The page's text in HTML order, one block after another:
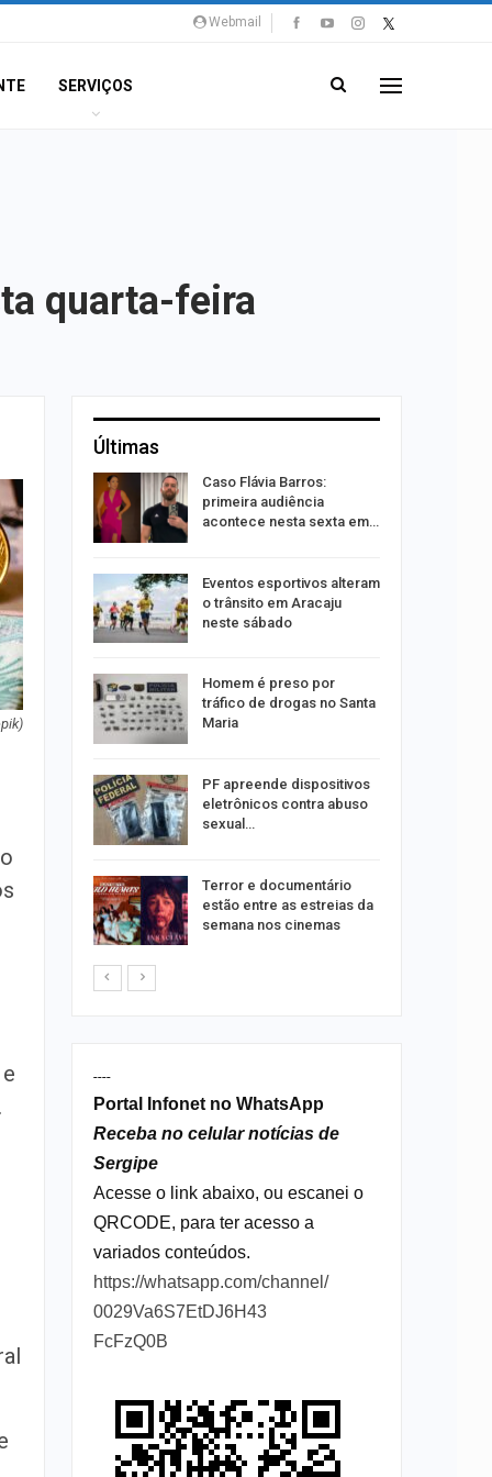
Webmail
SERVIÇOS
quarta-feira
Últimas
é
do…
para
Caso Flávia Barros:
primeira audiência
acontece nesta sexta em…
Eventos esportivos alteram
o trânsito em Aracaju
neste sábado
Homem é preso por
tráfico de drogas no Santa
Maria
PF apreende dispositivos
eletrônicos contra abuso
sexual…
Terror e documentário
estão entre as estreias da
semana nos cinemas
----
Portal Infonet no WhatsApp
Receba no celular notícias de
Sergipe
Acesse o link abaixo, ou escanei o
QRCODE, para ter acesso a
variados conteúdos.
https://whatsapp.com/channel/
0029Va6S7EtDJ6H43
FcFzQ0B